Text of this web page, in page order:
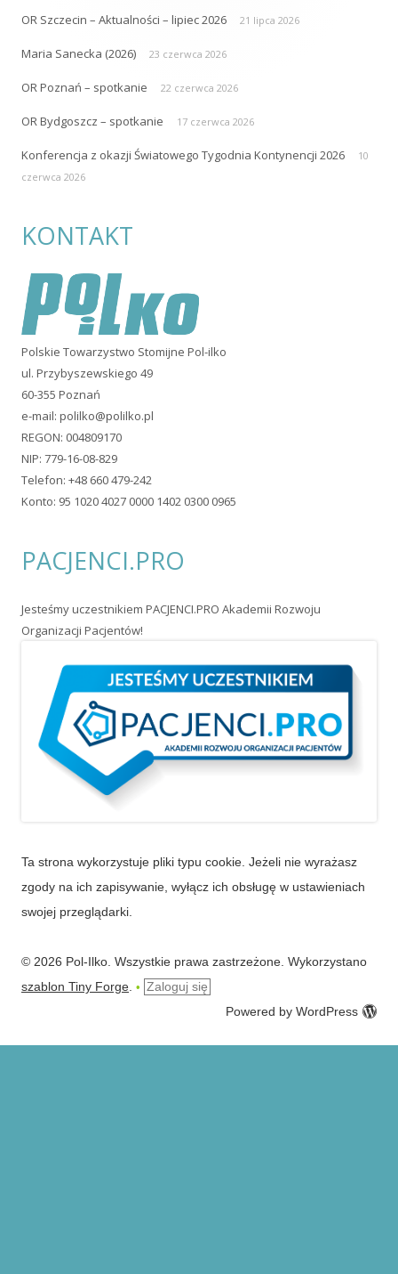
OR Szczecin – Aktualności – lipiec 2026 21 lipca 2026
Maria Sanecka (2026) 23 czerwca 2026
OR Poznań – spotkanie 22 czerwca 2026
OR Bydgoszcz – spotkanie 17 czerwca 2026
Konferencja z okazji Światowego Tygodnia Kontynencji 2026
10
czerwca 2026
KONTAKT
Polskie Towarzystwo Stomijne Pol-ilko
ul. Przybyszewskiego 49
60-355 Poznań
e-mail: polilko@polilko.pl
REGON: 004809170
NIP: 779-16-08-829
Telefon: +48 660 479-242
Konto: 95 1020 4027 0000 1402 0300 0965
PACJENCI.PRO
Jesteśmy uczestnikiem PACJENCI.PRO Akademii Rozwoju
Organizacji Pacjentów!
Ta strona wykorzystuje pliki typu cookie. Jeżeli nie wyrażasz
zgody na ich zapisywanie, wyłącz ich obsługę w ustawieniach
swojej przeglądarki.
© 2026 Pol-Ilko. Wszystkie prawa zastrzeżone. Wykorzystano
szablon Tiny Forge. • Zaloguj się
Powered by WordPress